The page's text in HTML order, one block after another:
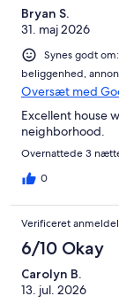
Bryan S.
31. maj 2026
Synes godt
beliggenhed,
Oversæt med
Excellent house
neighborhood.
Overnattede 3
0
Verificeret
6/10 Okay
Carolyn B.
13. jul. 2026